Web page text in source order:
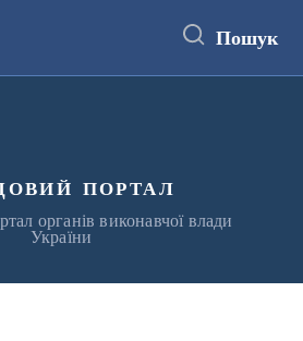
Пошук
портал
органів виконавчої влади
України